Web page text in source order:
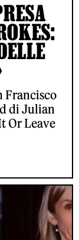
Francisco
di Julian
Or Leave